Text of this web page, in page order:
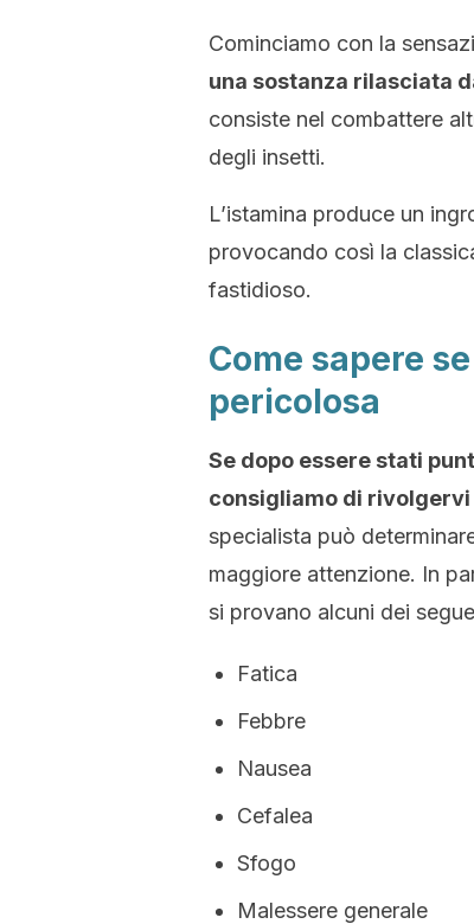
Cominciamo con la
una sostanza rilasciata
consiste nel combattere
degli insetti.
L’istamina produce un
provocando così la
fastidioso.
Come sapere
pericolosa
Se dopo essere stati
consigliamo di
specialista può
maggiore attenzione. In
si provano alcuni dei
Fatica
Febbre
Nausea
Cefalea
Sfogo
Malessere generale